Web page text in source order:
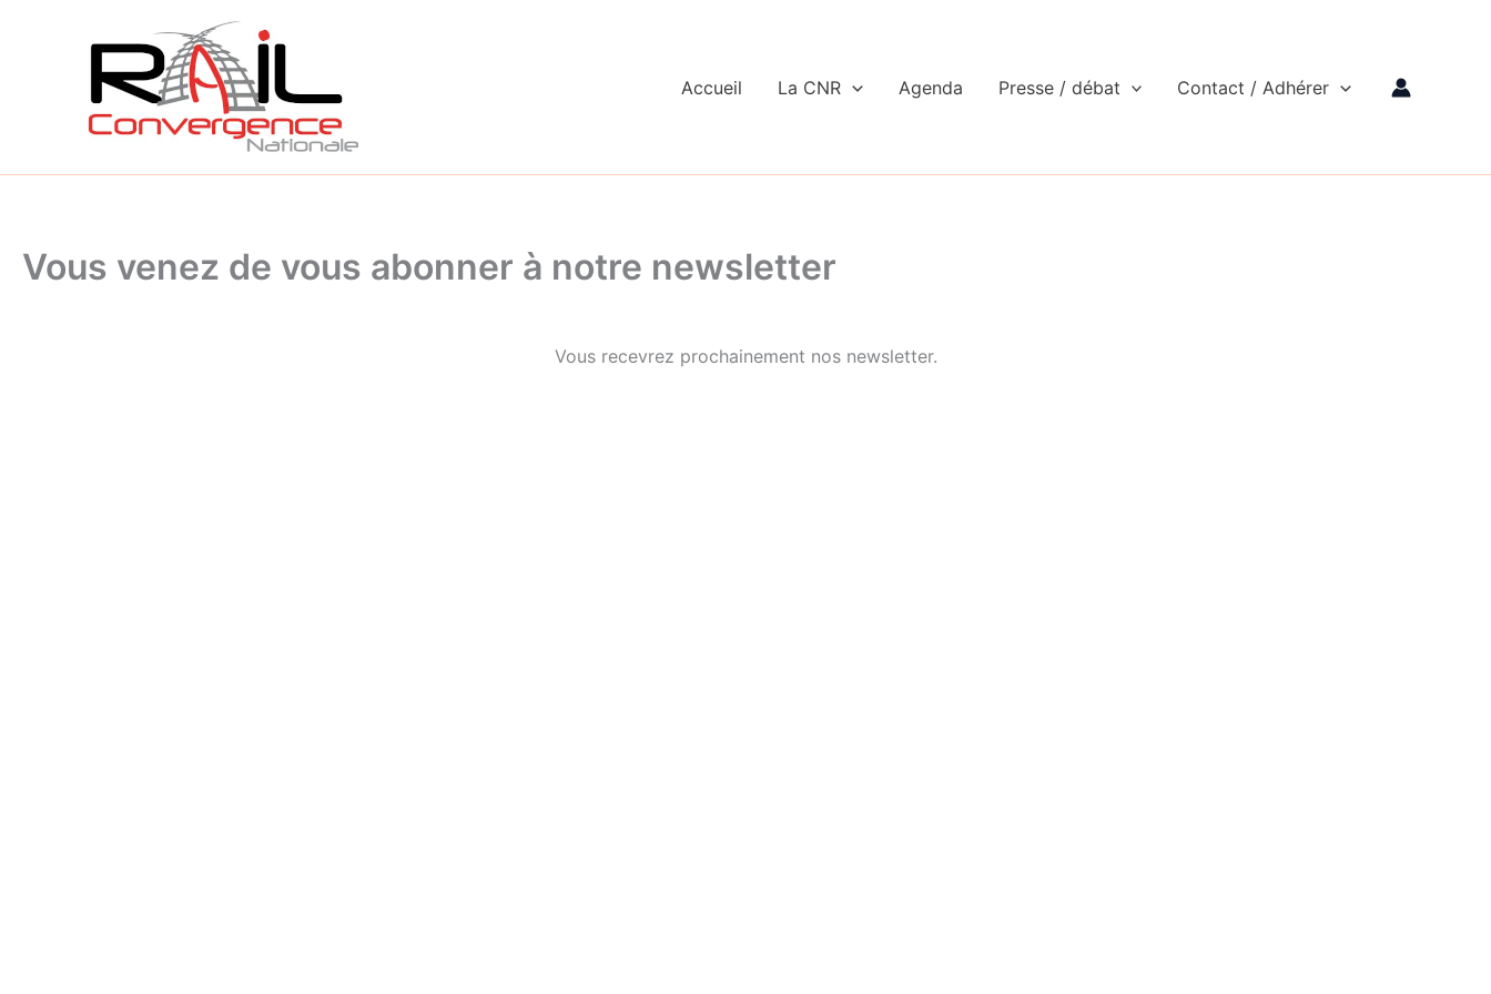
Accueil La CNR Agenda Presse / débat Contact / Adhérer
Vous venez de vous abonner à notre newsletter
Vous recevrez prochainement nos newsletter.